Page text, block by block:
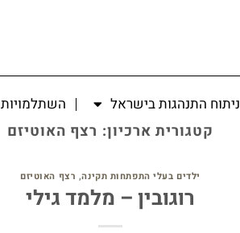
ניתוח התנהגות בישראל השתלמויות
קטגורית ארכיון: רצף האוטיזם
ילדים בעלי התפתחות תקינה, רצף האוטיזם
רוגובין – מלמד גילי